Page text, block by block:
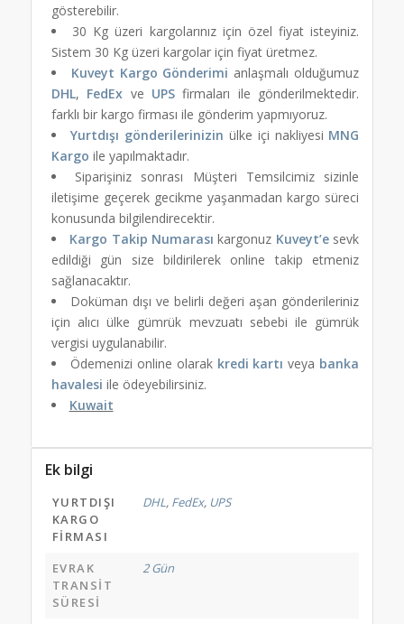
gösterebilir.
30 Kg üzeri kargolarınız için özel fiyat isteyiniz.
Sistem 30 Kg üzeri kargolar için fiyat üretmez.
Kuveyt Kargo Gönderimi anlaşmalı olduğumuz
DHL, FedEx ve UPS firmaları ile gönderilmektedir.
farklı bir kargo firması ile gönderim yapmıyoruz.
Yurtdışı gönderilerinizin ülke içi nakliyesi MNG
Kargo ile yapılmaktadır.
Siparişiniz sonrası Müşteri Temsilcimiz sizinle
iletişime geçerek gecikme yaşanmadan kargo süreci
konusunda bilgilendirecektir.
Kargo Takip Numarası kargonuz Kuveyt’esevk
edildiği gün size bildirilerek online takip etmeniz
sağlanacaktır.
Doküman dışı ve belirli değeri aşan gönderileriniz
için alıcı ülke gümrük mevzuatı sebebi ile gümrük
vergisi uygulanabilir.
Ödemenizi online olarak kredi kartı veya banka
havalesi ile ödeyebilirsiniz.
Kuwait
Ek bilgi
YURTDIŞI
KARGO
FIRMASI
DHL, FedEx, UPS
EVRAK
TRANSIT
SÜRESI
2 Gün